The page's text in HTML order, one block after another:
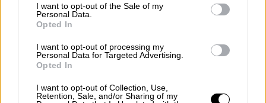
I want to opt-out of the Sale of my
Personal Data.
Opted In
I want to opt-out of processing my
Personal Data for Targeted Advertising.
Opted In
I want to opt-out of Collection, Use,
Retention, Sale, and/or Sharing of my